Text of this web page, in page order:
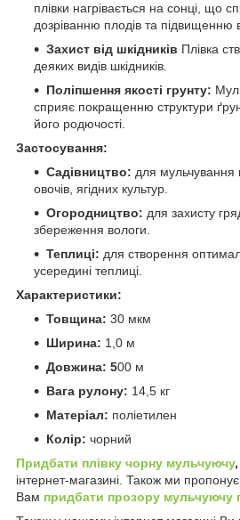
плівки нагрівається на сонці, що
дозріванню плодів та підвищенню
Захист від шкідників Плівка
деяких видів шкідників.
Поліпшення якості грунту:
сприяє покращенню структури
його родючості.
Застосування:
Садівництво: для мульчування
овочів, ягідних культур.
Огородництво: для захисту
збереження вологи.
Теплиці: для створення
усередині теплиці.
Характеристики:
Товщина: 30 мкм
Ширина: 1,0 м
Довжина: 500 м
Вага рулону: 14,5 кг
Матеріал: поліетилен
Колір: чорний
Придбати плівку чорну мульчуючу,
інтернет-магазині. Також ми
Вам придбати прозору мульчуючу